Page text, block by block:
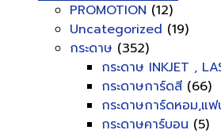
PROMOTION (12)
Uncategorized (19)
กระดาษ (352)
กระดาษ INKJET ,
กระดาษการ์ดสี (66)
กระดาษการ์ดหอม,แ
กระดาษคาร์บอน (5)